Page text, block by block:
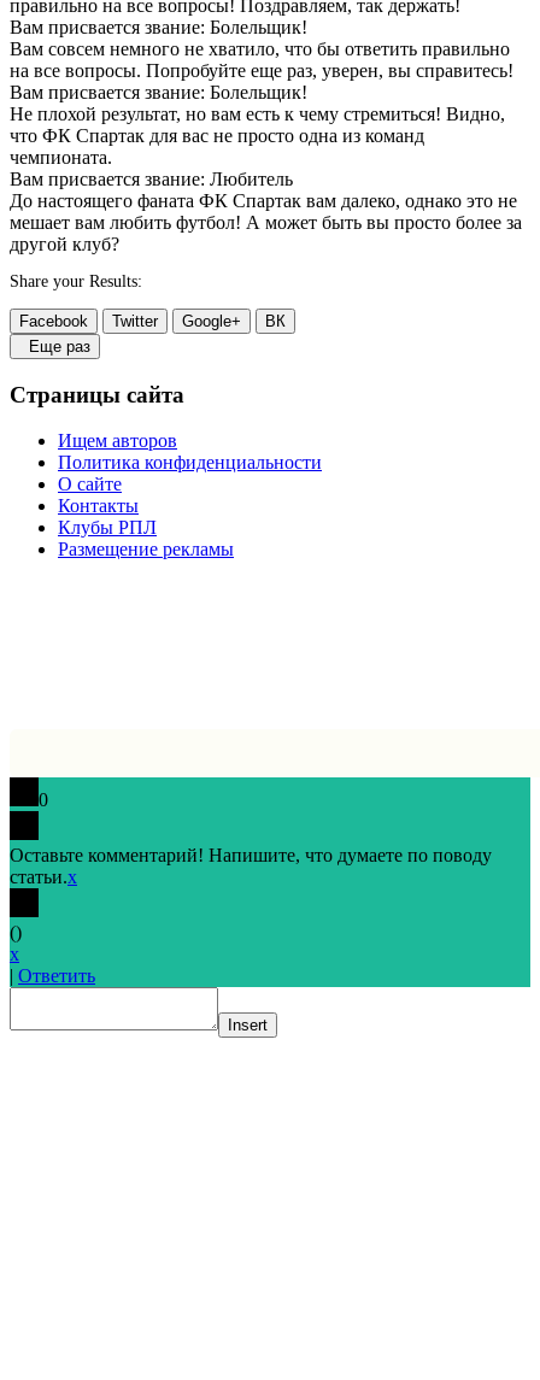
правильно на все вопросы! Поздравляем, так держать!
Вам присвается звание: Болельщик!
Вам совсем немного не хватило, что бы ответить правильно
на все вопросы. Попробуйте еще раз, уверен, вы справитесь!
Вам присвается звание: Болельщик!
Не плохой результат, но вам есть к чему стремиться! Видно,
что ФК Спартак для вас не просто одна из команд
чемпионата.
Вам присвается звание: Любитель
До настоящего фаната ФК Спартак вам далеко, однако это не
мешает вам любить футбол! А может быть вы просто более за
другой клуб?
Share your Results:
Facebook Twitter Google+
ВК
Еще раз
Страницы сайта
Ищем авторов
Политика конфиденциальности
О сайте
Контакты
Клубы РПЛ
Размещение рекламы
0
Оставьте комментарий! Напишите, что думаете по поводу
статьи.x
()
x
| Ответить
Insert